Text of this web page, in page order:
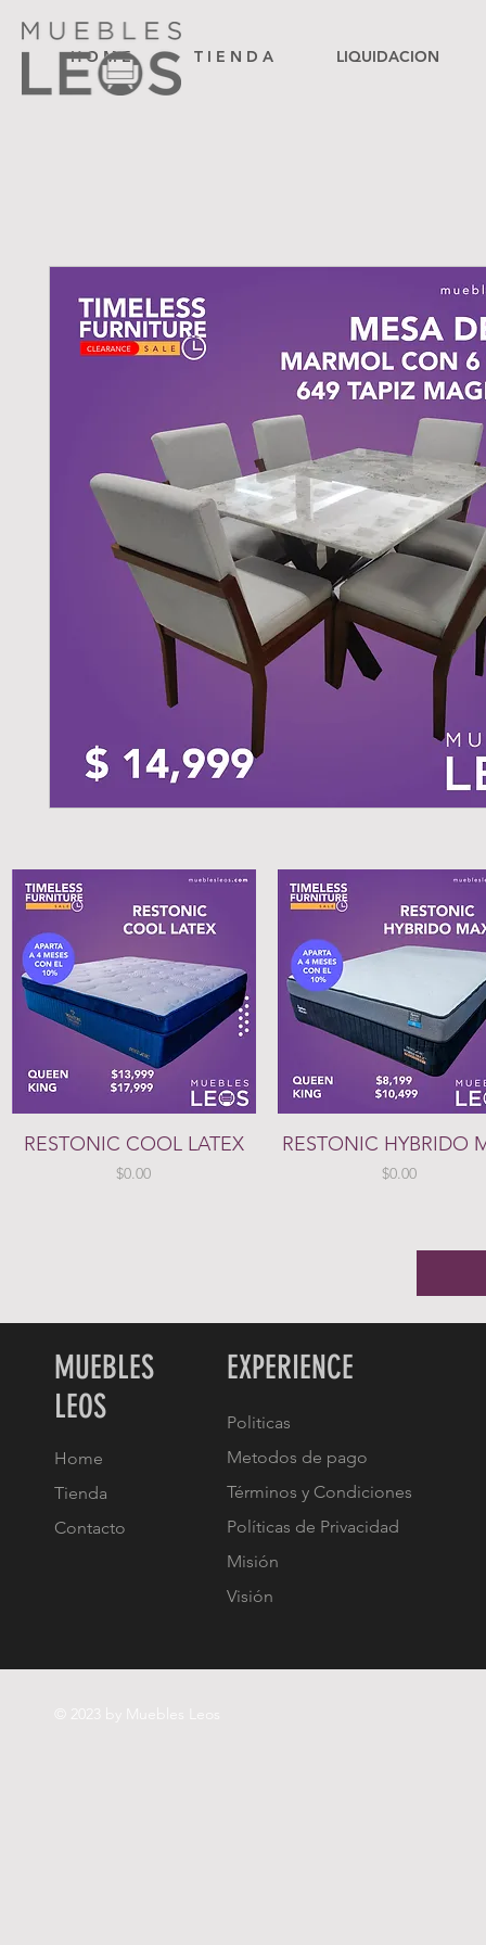
H O M E T I E N D A LIQUIDACION
Vista rápida
RESTONIC COOL LATEX
Precio
$0.00
Vista rápida
RESTONIC HYBRIDO
Precio
$0.00
MUEBLES
LEOS
Home
Tienda
Contacto
EXPERIENCE
Politicas
Metodos de pago
Términos y Condiciones
Políticas de Privacidad
Misión
Visión
© 2023 by Muebles Leos